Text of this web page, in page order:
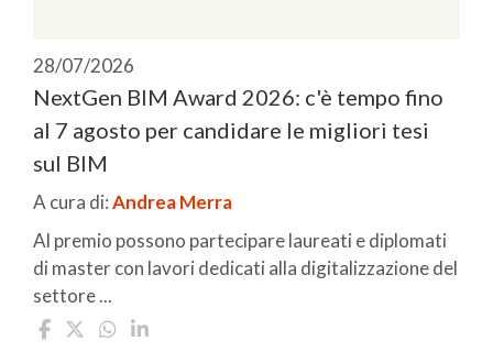
28/07/2026
NextGen BIM Award 2026: c'è tempo fino
al 7 agosto per candidare le migliori tesi
sul BIM
A cura di:Andrea Merra
Al premio possono partecipare laureati e diplomati
di master con lavori dedicati alla digitalizzazione del
settore ...